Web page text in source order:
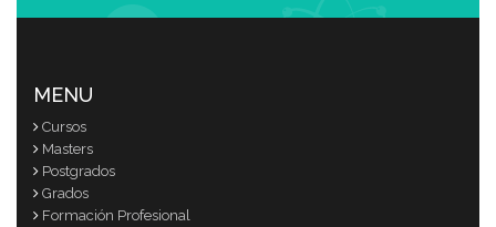
MENU
Cursos
Masters
Postgrados
Grados
Formación Profesional